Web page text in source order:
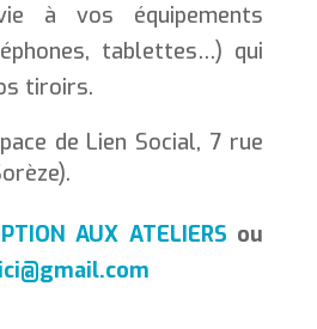
à vos équipements
tablettes…) qui
tiroirs.
de Lien Social, 7 rue
AUX ATELIERS ou